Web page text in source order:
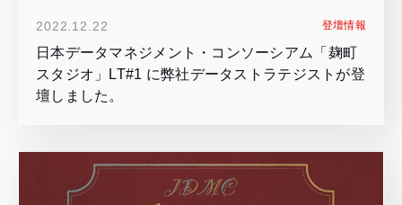
2022.12.22 登壇情報
日本データマネジメント・コンソーシアム「麹町
スタジオ」LT#1 に弊社データストラテジストが登
壇しました。